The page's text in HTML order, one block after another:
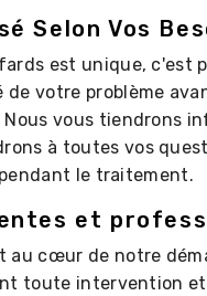
Selon Vos
est unique, c'est
de votre problème
vous tiendrons
à toutes vos
le traitement.
et
au cœur de notre
toute intervention